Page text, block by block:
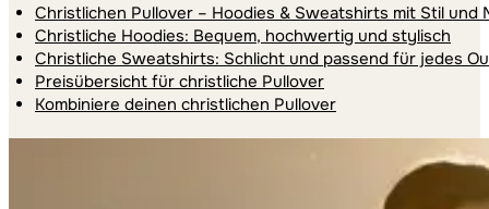
Christlichen Pullover – Hoodies & Sweatshirts mit Stil und
Christliche Hoodies: Bequem, hochwertig und stylisch
Christliche Sweatshirts: Schlicht und passend für jedes
Preisübersicht für christliche Pullover
Kombiniere deinen christlichen Pullover